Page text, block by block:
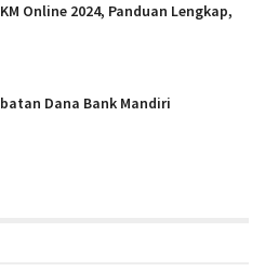
Online 2024, Panduan Lengkap,
Dana Bank Mandiri